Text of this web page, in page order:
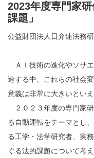
2023年度専門家
課題」
公益財団法人日弁連法
ＡＩ技術の進化やソサ
速する中、これらの社会
意義は非常に大きいといえ
２０２３年度の専門家
る自動運転をテーマとし
る工学・法学研究者、実
ぐる法的課題について考え